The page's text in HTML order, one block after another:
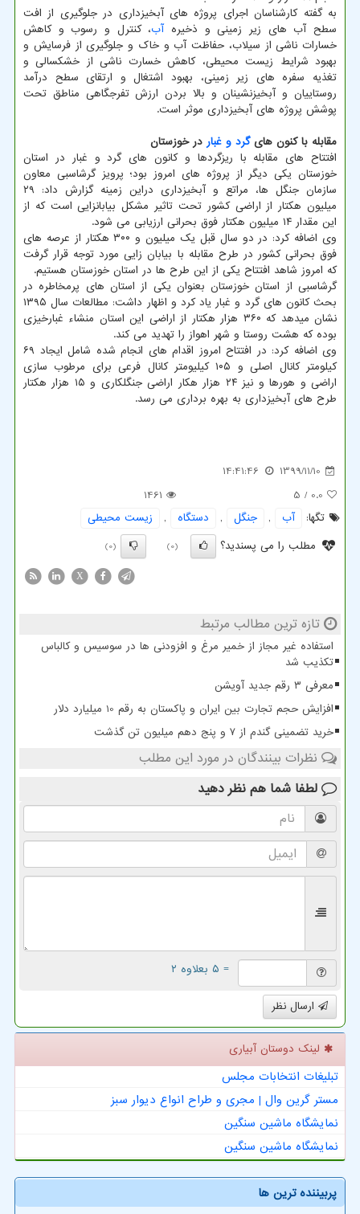
به گفته کارشناسان اجرای پروژه های آبخیزداری در جلوگیری از افت
سطح آب های زیر زمینی و ذخیرهآب، کنترل و رسوب و کاهش
خسارات ناشی از سیلاب، حفاظت آب و خاک و جلوگیری از فرسایش و
بهبود شرایط زیست محیطی، کاهش خسارت ناشی از خشکسالی و
تغذیه سفره های زیر زمینی، بهبود اشتغال و ارتقای سطح درآمد
روستاییان و آبخیزنشینان و بالا بردن ارزش تفرجگاهی مناطق تحت
پوشش پروژه های آبخیزداری موثر است.
مقابله با کنون هایگرد و غبار در خوزستان
افتتاح های مقابله با ریزگردها و کانون های گرد و غبار در استان
خوزستان یکی دیگر از پروژه های امروز بود؛ پرویز گرشاسبی معاون
سازمان جنگل ها، مراتع و آبخیزداری دراین زمینه گزارش داد: ۲۹
میلیون هکتار از اراضی کشور تحت تاثیر مشکل بیابانزایی است که از
این مقدار ۱۴ میلیون هکتار فوق بحرانی ارزیابی می شود.
وی اضافه کرد: در دو سال قبل یک میلیون و ۳۰۰ هکتار از عرصه های
فوق بحرانی کشور در طرح مقابله با بیابان زایی مورد توجه قرار گرفت
که امروز شاهد افتتاح یکی از این طرح ها در استان خوزستان هستیم.
گرشاسبی از استان خوزستان بعنوان یکی از استان های پرمخاطره در
بحث کانون های گرد و غبار یاد کرد و اظهار داشت: مطالعات سال ۱۳۹۵
نشان میدهد که ۳۶۰ هزار هکتار از اراضی این استان منشاء غبارخیزی
بوده که هشت روستا و شهر اهواز را تهدید می کند.
وی اضافه کرد: در افتتاح امروز اقدام های انجام شده شامل ایجاد ۶۹
کیلومتر کانال اصلی و ۱۰۵ کیلیومتر کانال فرعی برای مرطوب سازی
اراضی و هورها و نیز ۲۴ هزار هکار اراضی جنگلکاری و ۱۵ هزار هکتار
طرح های آبخیزداری به بهره برداری می رسد.
1399/11/10
14:41:46
0.0
/ 5
1461
تگها:
آب , جنگل , دستگاه ,
زیست محیطی
مطلب را می پسندید؟
(0)
(0)
X
تازه ترین مطالب مرتبط
استفاده غیر مجاز از خمیر مرغ و افزودنی ها در سوسیس و کالباس
تکذیب شد
معرفی ۳ رقم جدید آویشن
افزایش حجم تجارت بین ایران و پاکستان به رقم 10 میلیارد دلار
خرید تضمینی گندم از ۷ و پنج دهم میلیون تن گذشت
نظرات بینندگان در مورد این مطلب
لطفا شما هم نظر دهید
= ۵ بعلاوه ۲
ارسال نظر
لینک دوستان آبیاری
تبلیغات انتخابات مجلس
مستر گرین وال | مجری و طراح انواع دیوار سبز
نمایشگاه ماشین سنگین
نمایشگاه ماشین سنگین
پربیننده ترین ها